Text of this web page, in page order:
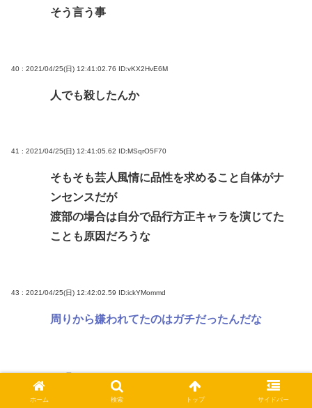
そう言う事
40 : 2021/04/25(日) 12:41:02.76 ID:vKX2HvE6M
人でも殺したんか
41 : 2021/04/25(日) 12:41:05.62 ID:MSqrO5F70
そもそも芸人風情に品性を求めること自体がナ
ンセンスだが
渡部の場合は自分で品行方正キャラを演じてた
ことも原因だろうな
43 : 2021/04/25(日) 12:42:02.59 ID:ickYMommd
周りから嫌われてたのはガチだったんだな
44 : 2021/04/25(日) 12:42:06.80ID:pG4NKYYF0
こいつ結局会見しないままだっけ？
ホーム 検索 トップ サイドバー